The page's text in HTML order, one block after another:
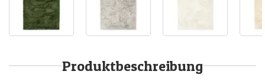
Produktbeschreibung